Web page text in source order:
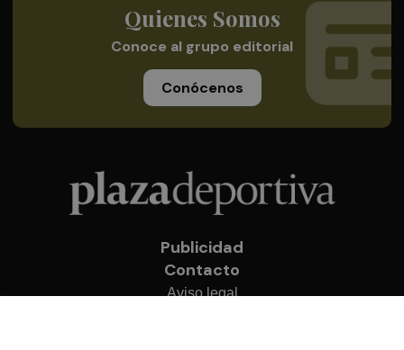
Quienes Somos
Conoce al grupo editorial
Conócenos
Publicidad
Contacto
Aviso legal